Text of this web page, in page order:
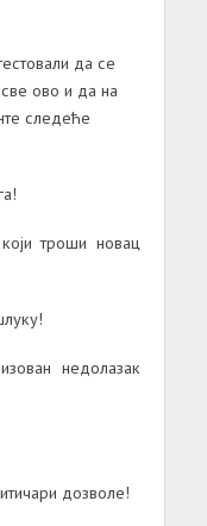
да се
ово и да на
следеће
троши новац
недолазак
дозволе!